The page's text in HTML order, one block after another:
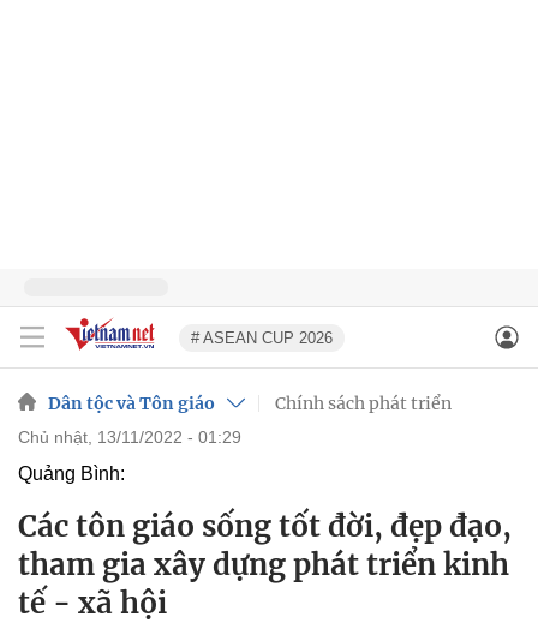
# ASEAN CUP 2026
Dân tộc và Tôn giáo Chính sách phát triển
chủ nhật, 13/11/2022 - 01:29
Quảng Bình:
Các tôn giáo sống tốt đời, đẹp đạo,
tham gia xây dựng phát triển kinh
tế - xã hội